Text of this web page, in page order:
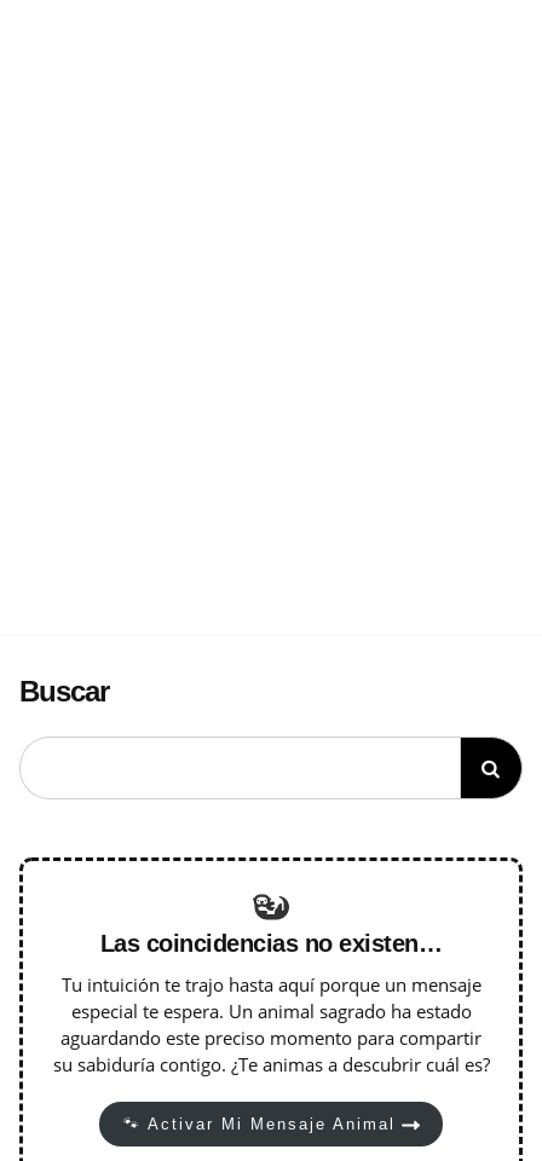
Buscar
Las coincidencias no existen…
Tu intuición te trajo hasta aquí porque un mensaje
especial te espera. Un animal sagrado ha estado
aguardando este preciso momento para compartir
su sabiduría contigo. ¿Te animas a descubrir cuál es?
🐾 Activar Mi Mensaje Animal